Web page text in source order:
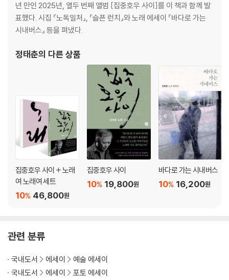
제2부. 노래 이야기
40/ 오서오담/ 말은 침묵만 못하고/ 노래 (그대 마음 흔들고저)/ 노래 (내
노래 여기저기)/ 노래 (내가 평생 노래하는 사람이었다니)/ 노래 (내가 그
것들을 만들지 않았다)/ 추억의 노래는/ 노래 (마음에서 싹이 트고)/ 노래
(바람처럼, 깃발처럼)/ 노래 (비자도 없이, 국적도 없이)/ 칼 같은 노래/ 노
래 (사랑과 혁명의)/ 노래 (세상 속에서 나와)/ 노래 (이 땅에 태어나서)/
노래 (이상의 백척간두에서)/ 한희원 화실/ 노래 (사월 꽃바람 같은)/ 노
래 (평생을 바람처럼)/ 노래 (온몸으로 부르는)/ 검열당하지 않는 노래/
노래 (내 생의 벗들)/ 옛 노래를 듣는다
나의 기타는/ 집중호우 사이 (한지에 먹)/ 집중호우 사이 (사진 붓글)/ 기
러기 (한지에 먹)/ 기러기 (사진 붓글)/ 도리 강변에서/ 늙은 시인의 방화
(한지에 먹)/ 엘도라도는 어디 (사진 붓글)/ 정산리 연가 (한지에 먹)/ 정
놀이 (사진 붓글)/ 민들레 시집/ 폭설, 동백의 노래 (한지에 먹)/ 폭설, 동
백의 노래 (사진 붓글)
년 만인 2025년, 열두 번째 앨범 [집중호우 사이]를 이 책과 함께 발
표했다. 시집 『노독일처』, 『슬픈 런치』와 노래 에세이 『바다로 가는
시내버스』 등을 펴냈다.
정태춘의 다른 상품
집중호우 사이 + 노래
여 노래여 세트
46,800원
10%
집중호우 사이
19,800원
10%
바다로 가는 시내버스
16,200원
10%
관련 분류
국내도서 에세이
예술 에세이
국내도서
에세이
포토 에세이